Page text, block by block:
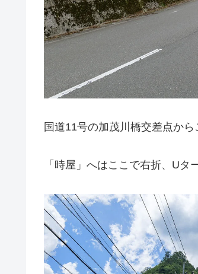
国道11号の加茂川橋交差点から
「時屋」へはここで右折、Uタ